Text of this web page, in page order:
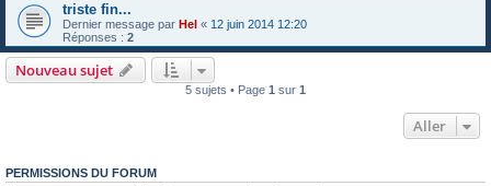
triste fin...
Dernier message par Hel « 12 juin 2014 12:20
Réponses : 2
Nouveau sujet
5 sujets • Page 1 sur 1
Aller
PERMISSIONS DU FORUM